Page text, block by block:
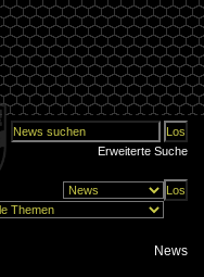
Erweiterte Suche
News